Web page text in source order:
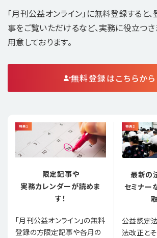
「月刊公益オンライン」に無料登録すると
事をご覧いただけるなど、実務に役立つ
用意しております。
無料登録はこちらから
限定記事や
実務カレンダーが読めま
す！
「月刊公益オンライン」の無料
登録の方限定記事や各月の
最新の
セミナー
公益認定
法改正と